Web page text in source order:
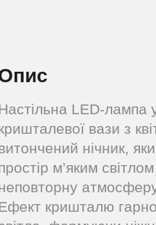
LED-лампа
вази з
нічник,
м’яким
кришталю